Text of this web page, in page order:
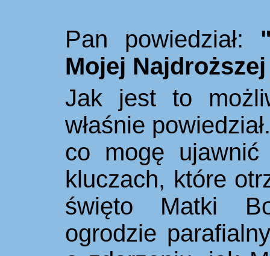
Pan powiedział:
Mojej
Jak jest to
właśnie
co mogę
kluczach, które
święto Matki
ogrodzie